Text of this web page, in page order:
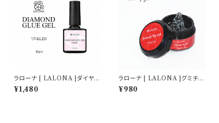
ラローナ [ LALONA ]ダイヤモ
ンドグルージェルボトル ( 15ml
) ジェルネイル/ビジュージェル/
¥1,480
ラローナ [ LALONA ]グミチッ
プジェル ( 15g ) HEMAフリー/
グミジェル/ネイルチップ/ネイル
¥980